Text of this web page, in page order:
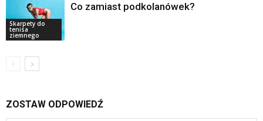
Skarpety do
tenisa
ziemnego
Co zamiast podkolanówek?
ZOSTAW ODPOWIEDŹ